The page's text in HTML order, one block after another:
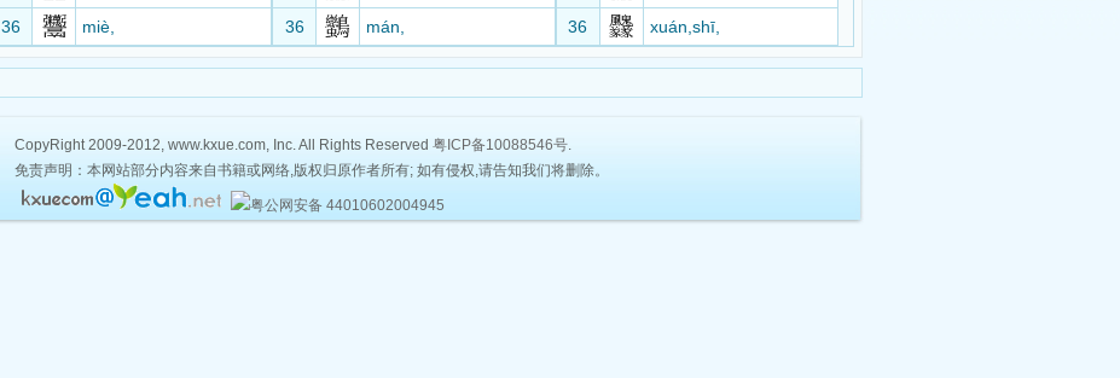
36
miè, 36 mán, 36 xuán,shī,
CopyRight 2009-2012, www.kxue.com, Inc. All Rights Reserved 粤ICP备10088546号.
免责声明：本网站部分内容来自书籍或网络,版权归原作者所有; 如有侵权,请告知我们将删除。
粤公网安备 44010602004945